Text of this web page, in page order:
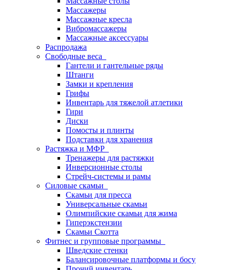
Массажеры
Массажные кресла
Вибромассажеры
Массажные аксессуары
Распродажа
Свободные веса
Гантели и гантельные ряды
Штанги
Замки и крепления
Грифы
Инвентарь для тяжелой атлетики
Гири
Диски
Помосты и плинты
Подставки для хранения
Растяжка и МФР
Тренажеры для растяжки
Инверсионные столы
Стрейч-системы и рамы
Силовые скамьи
Скамьи для пресса
Универсальные скамьи
Олимпийские скамьи для жима
Гиперэкстензии
Скамьи Скотта
Фитнес и групповые программы
Шведские стенки
Балансировочные платформы и босу